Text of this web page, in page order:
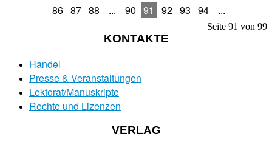
86 87 88 ... 90 91 92 93 94 ...
Seite 91 von 99
KONTAKTE
Handel
Presse & Veranstaltungen
Lektorat/Manuskripte
Rechte und Lizenzen
VERLAG